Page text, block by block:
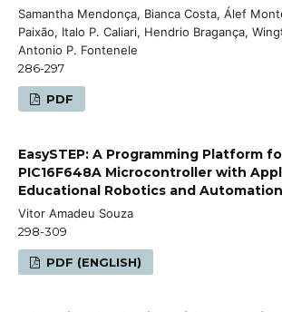
Samantha Mendonça, Bianca Costa, Álef
Paixão, Italo P. Caliari, Hendrio Bragança,
Antonio P. Fontenele
286-297
PDF
EasySTEP: A Programming Platform
PIC16F648A Microcontroller with
Educational Robotics and Automation
Vitor Amadeu Souza
298-309
PDF (ENGLISH)